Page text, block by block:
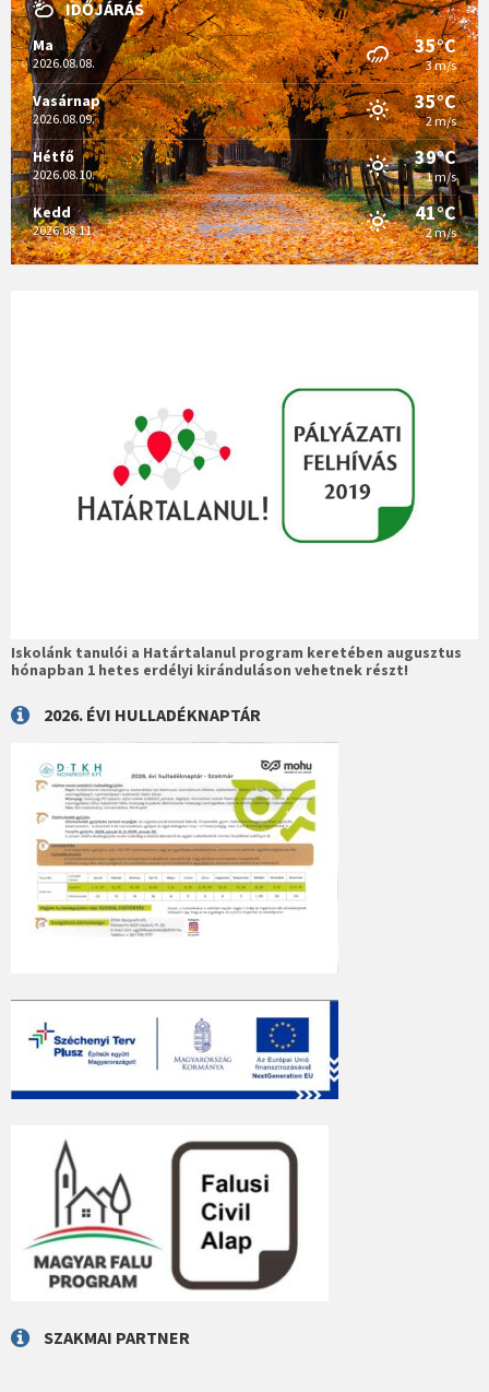
IDŐJÁRÁS
Ma
2026.08.08.
35°C
3 m/s
Vasárnap
2026.08.09.
35°C
2 m/s
Hétfő
2026.08.10.
39°C
1 m/s
Kedd
2026.08.11.
41°C
2 m/s
Iskolánk tanulói a Határtalanul program keretében augusztus
hónapban 1 hetes erdélyi kiránduláson vehetnek részt!
2026. ÉVI HULLADÉKNAPTÁR
SZAKMAI PARTNER